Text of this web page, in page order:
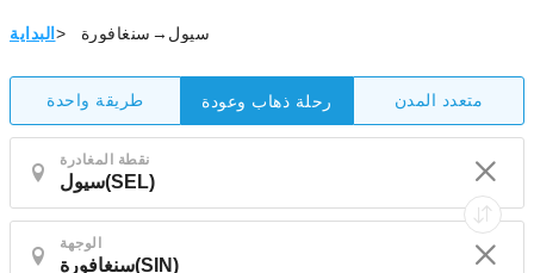
البداية > سيول→سنغافورة
طريقة واحدة رحلة ذهاب وعودة متعدد المدن
نقطة المغادرة
الوجهة